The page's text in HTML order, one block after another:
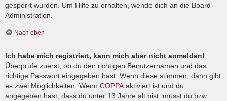
gesperrt wurden. Um Hilfe zu erhalten, wende dich an die Board-
Administration.
Nach oben
Ich habe mich registriert, kann mich aber nicht anmelden!
Überprüfe zuerst, ob du den richtigen Benutzernamen und das
richtige Passwort eingegeben hast. Wenn diese stimmen, dann gibt
es zwei Möglichkeiten. Wenn COPPA aktiviert ist und du
angegeben hast, dass du unter 13 Jahre alt bist, musst du bzw.